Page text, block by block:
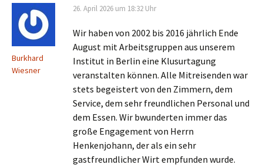
Burkhard
Wiesner
26. April 2026 um 18:32 Uhr
Wir haben von 2002 bis 2016 jährlich Ende
August mit Arbeitsgruppen aus unserem
Institut in Berlin eine Klusurtagung
veranstalten können. Alle Mitreisenden war
stets begeistert von den Zimmern, dem
Service, dem sehr freundlichen Personal und
dem Essen. Wir bwunderten immer das
große Engagement von Herrn
Henkenjohann, der als ein sehr
gastfreundlicher Wirt empfunden wurde.